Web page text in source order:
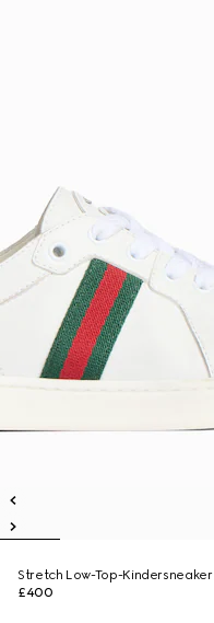
Stretch Low-Top-Kindersneaker
£400